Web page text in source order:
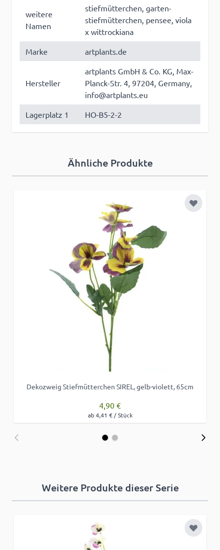
weitere
Namen
stiefmütterchen, garten-
stiefmütterchen, pensee, viola
x wittrockiana
Marke
artplants.de
Hersteller
artplants GmbH & Co. KG, Max-
Planck-Str. 4, 97204, Germany,
info@artplants.eu
Lagerplatz 1
HO-B5-2-2
Ähnliche Produkte
Zur
Dekozweig Stiefmütterchen SIREL, gelb-violett, 65cm
4,90 €
ab 4,41 € / Stück
Weitere Produkte dieser Serie
Zur